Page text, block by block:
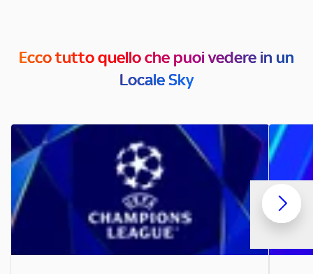
Ecco tutto quello che puoi vedere in un
Locale Sky